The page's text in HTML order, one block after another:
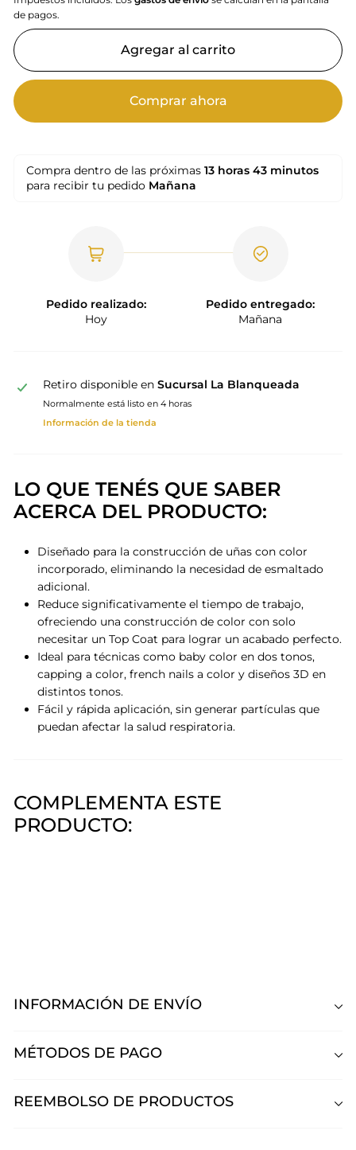
de pagos.
Agregar al carrito
Comprar ahora
Compra dentro de las próximas 13 horas 43 minutos
para recibir tu pedido Mañana
Pedido realizado:
Hoy
Pedido entregado:
Mañana
Retiro disponible en Sucursal La Blanqueada
Normalmente está listo en 4 horas
Información de la tienda
LO QUE TENÉS QUE SABER
ACERCA DEL PRODUCTO:
Diseñado para la construcción de uñas con color
incorporado, eliminando la necesidad de esmaltado
adicional.
Reduce significativamente el tiempo de trabajo,
ofreciendo una construcción de color con solo
necesitar un Top Coat para lograr un acabado perfecto.
Ideal para técnicas como baby color en dos tonos,
capping a color, french nails a color y diseños 3D en
distintos tonos.
Fácil y rápida aplicación, sin generar partículas que
puedan afectar la salud respiratoria.
COMPLEMENTA ESTE
PRODUCTO:
INFORMACIÓN DE ENVÍO
MÉTODOS DE PAGO
REEMBOLSO DE PRODUCTOS